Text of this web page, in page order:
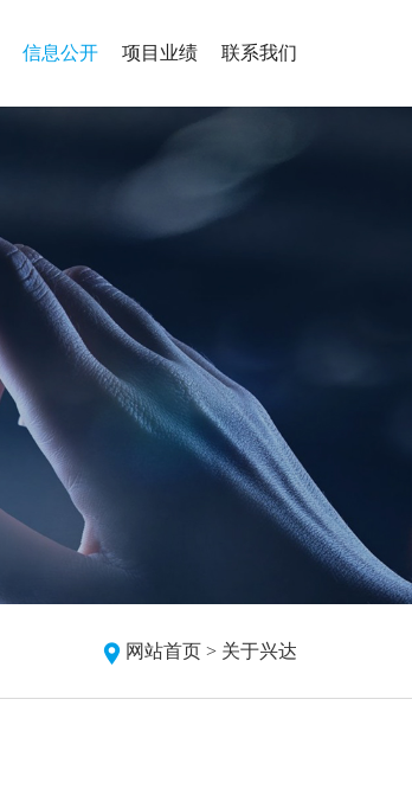
信息公开 项目业绩 联系我们
网站首页 > 关于兴达